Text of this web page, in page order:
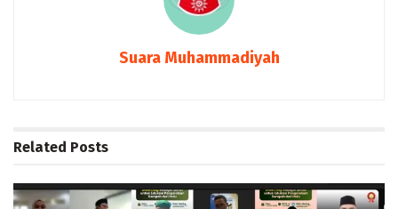
Suara Muhammadiyah
Related Posts